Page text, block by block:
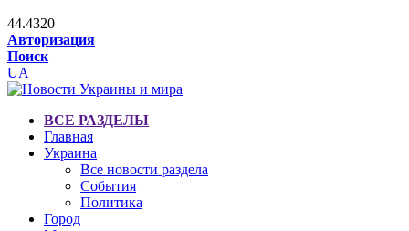
44.4320
Авторизация
Поиск
UA
ВСЕ РАЗДЕЛЫ
Главная
Украина
Все новости раздела
События
Политика
Город